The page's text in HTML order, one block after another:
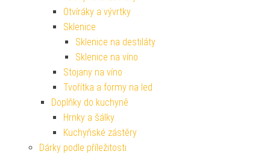
Otvíráky a vývrtky
Sklenice
Sklenice na destiláty
Sklenice na víno
Stojany na víno
Tvořítka a formy na led
Doplňky do kuchyně
Hrnky a šálky
Kuchyňské zástěry
Dárky podle příležitosti